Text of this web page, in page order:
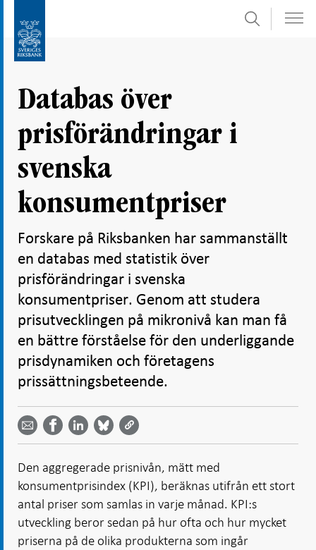
direkt
undersidor
Sök
Databas över
prisförändringar i
svenska
konsumentpriser
Forskare på Riksbanken har sammanställt
en databas med statistik över
prisförändringar i svenska
konsumentpriser. Genom att studera
prisutvecklingen på mikronivå kan man få
en bättre förståelse för den underliggande
prisdynamiken och företagens
prissättningsbeteende.
Dela
email -
Öppnas
i ny flik
Dela på
Facebook
- Öppnas
Dela på
LinkedIn
-
Öppnas
på
Bluesky
-
i ny flik
på
Twitter
-
i ny flik
Den aggregerade prisnivån, mätt med
konsumentprisindex (KPI), beräknas utifrån ett stort
antal priser som samlas in varje månad. KPI:s
utveckling beror sedan på hur ofta och hur mycket
priserna på de olika produkterna som ingår